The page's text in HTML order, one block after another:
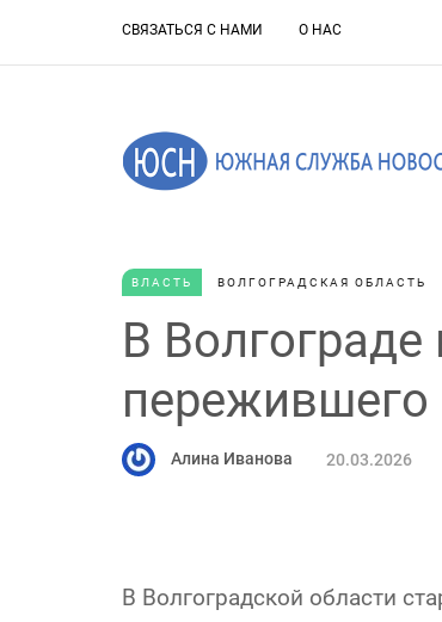
СВЯЗАТЬСЯ С НАМИ О НАС
ВЛАСТЬ ВОЛГОГРАДСКАЯ ОБЛАСТЬ
В
пережившего
Алина Иванова 20.03.2026
В Волгоградской области